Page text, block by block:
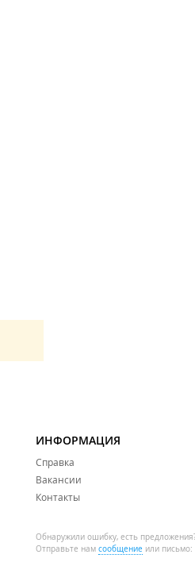
ИНФОРМАЦИЯ
Справка
Вакансии
Контакты
Обнаружили ошибку, есть
Отправьте нам сообщение или письмо: